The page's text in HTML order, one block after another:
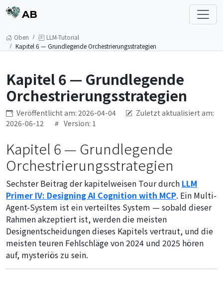
AB
Oben
LLM-Tutorial
Kapitel 6 — Grundlegende Orchestrierungsstrategien
Kapitel 6 — Grundlegende
Orchestrierungsstrategien
Veröffentlicht am: 2026-04-04
Zuletzt aktualisiert am:
2026-06-12
Version: 1
Kapitel 6 — Grundlegende
Orchestrierungsstrategien
Sechster Beitrag der kapitelweisen Tour durch LLM
Primer IV: Designing AI Cognition with MCP. Ein Multi-
Agent-System ist ein verteiltes System — sobald dieser
Rahmen akzeptiert ist, werden die meisten
Designentscheidungen dieses Kapitels vertraut, und die
meisten teuren Fehlschläge von 2024 und 2025 hören
auf, mysteriös zu sein.